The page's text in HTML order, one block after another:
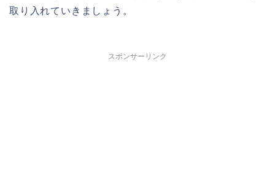
取り入れていきましょう。
スポンサーリンク